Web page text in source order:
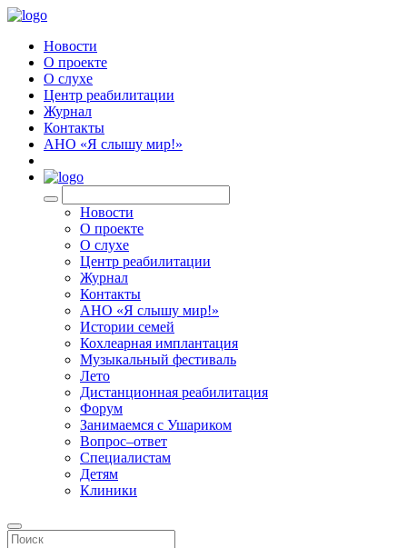
Новости
О проекте
О слухе
Центр реабилитации
Журнал
Контакты
АНО «Я слышу мир!»
Новости
О проекте
О слухе
Центр реабилитации
Журнал
Контакты
АНО «Я слышу мир!»
Истории семей
Кохлеарная имплантация
Музыкальный фестиваль
Лето
Дистанционная реабилитация
Форум
Занимаемся с Ушариком
Вопрос–ответ
Специалистам
Детям
Клиники